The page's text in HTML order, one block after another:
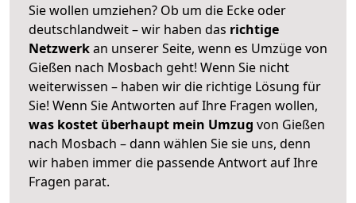
Sie wollen umziehen? Ob um die Ecke oder
deutschlandweit – wir haben das richtige
Netzwerkan unserer Seite, wenn es Umzüge von
Gießen nach Mosbach geht! Wenn Sie nicht
weiterwissen – haben wir die richtige Lösung für
Sie! Wenn Sie Antworten auf Ihre Fragen wollen,
was kostet überhaupt mein Umzug von Gießen
nach Mosbach – dann wählen Sie sie uns, denn
wir haben immer die passende Antwort auf Ihre
Fragen parat.